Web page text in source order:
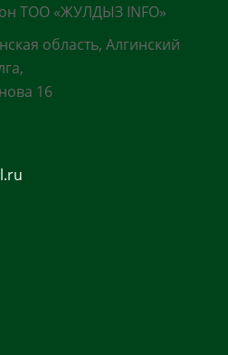
ТОО «ЖУЛДЫЗ INFO»
область, Алгинский
16